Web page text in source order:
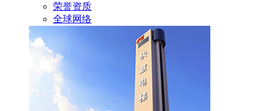
荣誉资质
全球网络